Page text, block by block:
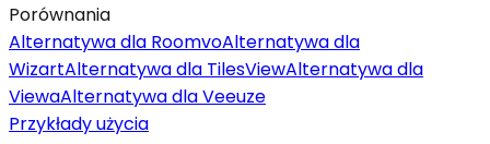
Porównania
Alternatywa dla RoomvoAlternatywa dla
WizartAlternatywa dla TilesViewAlternatywa dla
ViewaAlternatywa dla Veeuze
Przykłady użycia